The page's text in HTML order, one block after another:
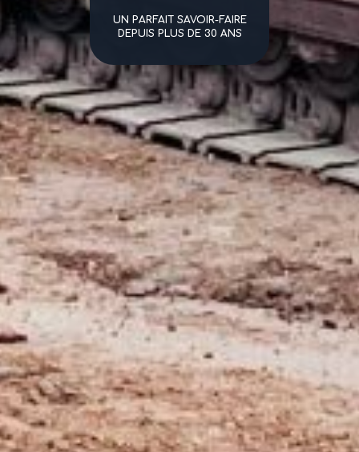
UN PARFAIT SAVOIR-FAIRE
DEPUIS PLUS DE 30 ANS